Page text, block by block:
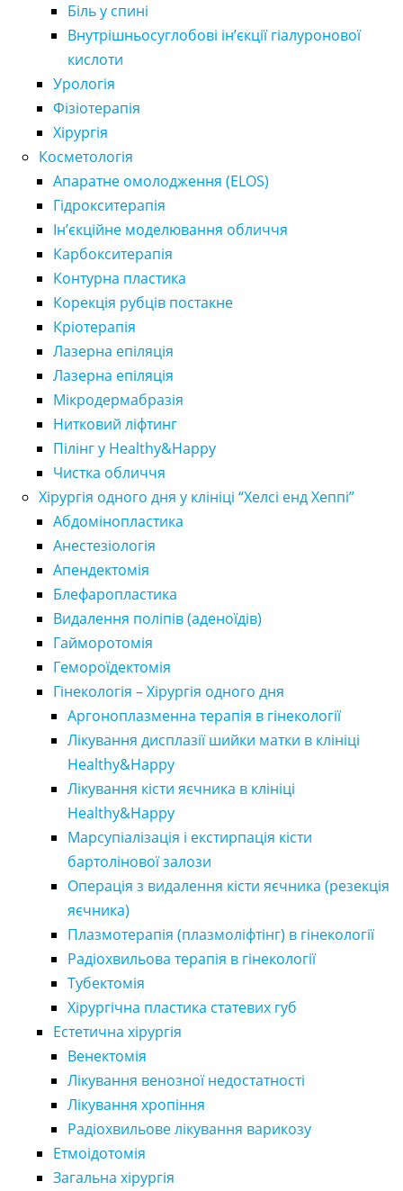
Біль у спині
Внутрішньосуглобові ін’єкції гіалуронової
кислоти
Урологія
Фізіотерапія
Хірургія
Косметологія
Апаратне омолодження (ELOS)
Гідрокситерапія
Ін’єкційне моделювання обличчя
Карбокситерапія
Контурна пластика
Корекція рубців постакне
Кріотерапія
Лазерна епіляція
Лазерна епіляція
Мікродермабразія
Нитковий ліфтинг
Пілінг у Healthy&Happy
Чистка обличчя
Хірургія одного дня у клініці “Хелсі енд Хеппі”
Абдомінопластика
Анестезіологія
Апендектомія
Блефаропластика
Видалення поліпів (аденоїдів)
Гайморотомія
Гемороїдектомія
Гінекологія – Хірургія одного дня
Аргоноплазменна терапія в гінекології
Лікування дисплазії шийки матки в клініці
Healthy&Happy
Лікування кісти яєчника в клініці
Healthy&Happy
Марсупіалізація і екстирпація кісти
бартолінової залози
Операція з видалення кісти яєчника (резекція
яєчника)
Плазмотерапія (плазмоліфтінг) в гінекології
Радіохвильова терапія в гінекології
Тубектомія
Хірургічна пластика статевих губ
Естетична хірургія
Венектомія
Лікування венозної недостатності
Лікування хропіння
Радіохвильове лікування варикозу
Етмоідотомія
Загальна хірургія